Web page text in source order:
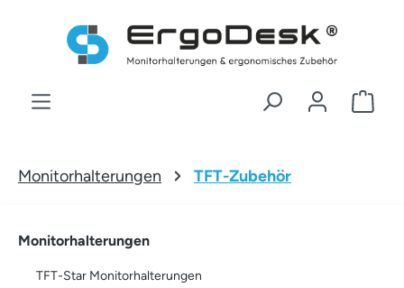
Zum Hauptinhalt springen
Monitorhalterungen TFT-Zubehör
Monitorhalterungen
TFT-Star Monitorhalterungen